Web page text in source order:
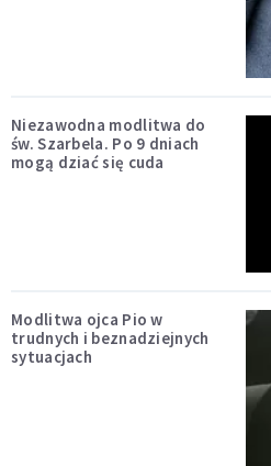
Niezawodna modlitwa do
św. Szarbela. Po 9 dniach
mogą dziać się cuda
Modlitwa ojca Pio w
trudnych i beznadziejnych
sytuacjach